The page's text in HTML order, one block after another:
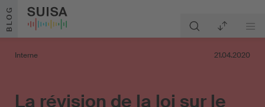
Aller au contenu
BLOG
Interne 21.04.2020
La révision de la loi sur le